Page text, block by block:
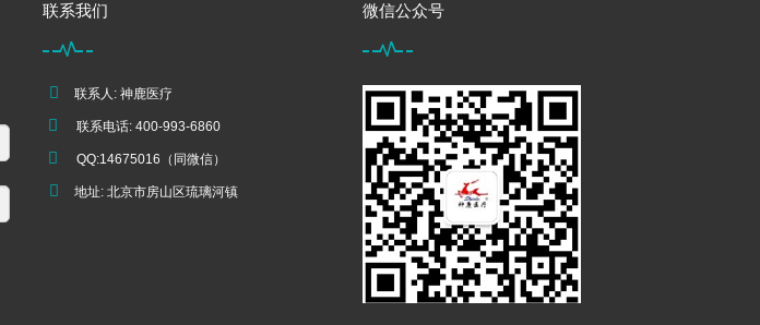
联系我们
联系人: 神鹿医疗
联系电话: 400-993-6860
QQ:14675016（同微信）
地址: 北京市房山区琉璃河镇
微信公众号